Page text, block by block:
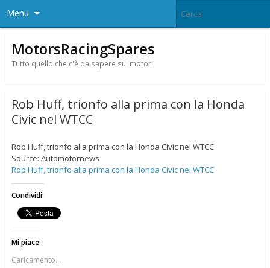
Menu
MotorsRacingSpares
Tutto quello che c'è da sapere sui motori
Rob Huff, trionfo alla prima con la Honda
Civic nel WTCC
Rob Huff, trionfo alla prima con la Honda Civic nel WTCC
Source: Automotornews
Rob Huff, trionfo alla prima con la Honda Civic nel WTCC
Condividi:
Mi piace:
Caricamento...